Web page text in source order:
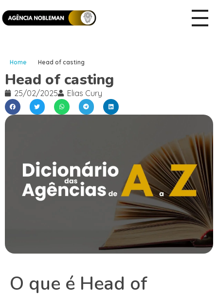
Home Head of casting
Head of casting
25/02/2025 Elias Cury
O que é Head of